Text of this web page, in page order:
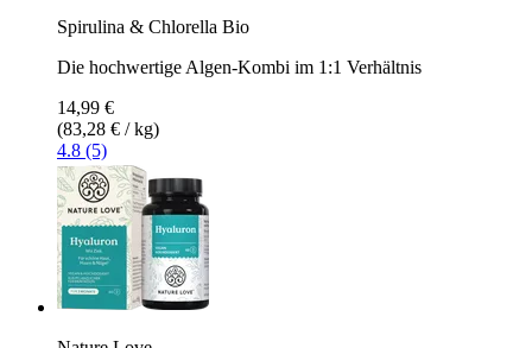
Spirulina & Chlorella Bio
Die hochwertige Algen-Kombi im 1:1 Verhältnis
14,99 €
(83,28 € / kg)
4.8 (5)